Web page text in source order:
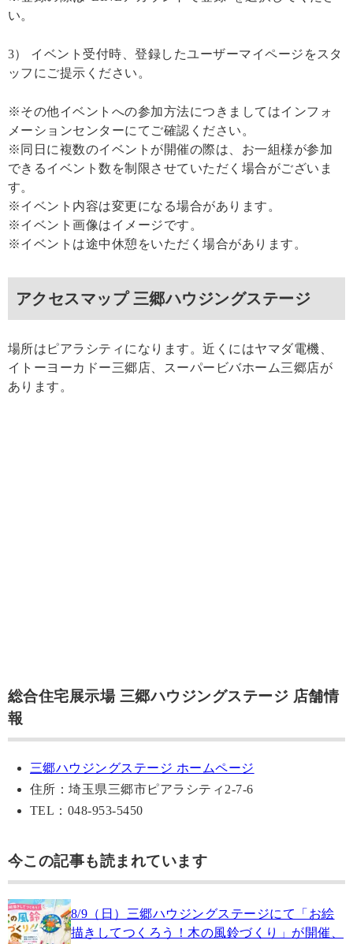
い。
3） イベント受付時、登録したユーザーマイページをスタ
ッフにご提示ください。
※その他イベントへの参加方法につきましてはインフォ
メーションセンターにてご確認ください。
※同日に複数のイベントが開催の際は、お一組様が参加
できるイベント数を制限させていただく場合がございま
す。
※イベント内容は変更になる場合があります。
※イベント画像はイメージです。
※イベントは途中休憩をいただく場合があります。
アクセスマップ 三郷ハウジングステージ
場所はピアラシティになります。近くにはヤマダ電機、
イトーヨーカドー三郷店、スーパービバホーム三郷店が
あります。
総合住宅展示場 三郷ハウジングステージ 店舗情
報
三郷ハウジングステージ ホームページ
住所：埼玉県三郷市ピアラシティ2-7-6
TEL：048-953-5450
今この記事も読まれています
8/9（日）三郷ハウジングステージにて「お絵
描きしてつくろう！木の風鈴づくり」が開催、